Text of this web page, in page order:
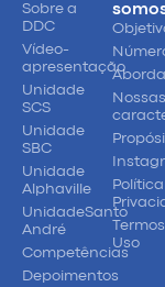
Sobre a
DDC
Vídeo-
apresentação
Unidade
SCS
Unidade
SBC
Unidade
Alphaville
UnidadeSanto
André
Competências
Depoimentos
Nossas
Uso